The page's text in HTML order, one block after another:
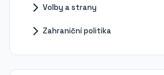
Volby a strany
Zahraniční politika